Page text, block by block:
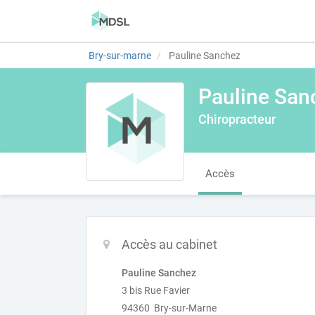
Bry-sur-marne Pauline Sanchez
Pauline
Chiropracteur
Accès
Accès au cabinet
Pauline Sanchez
3 bis Rue Favier
94360 Bry-sur-Marne